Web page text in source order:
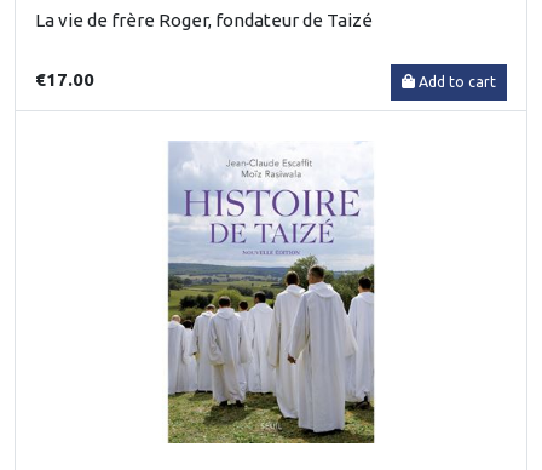
La vie de frère Roger, fondateur de Taizé
€17.00 Add to cart